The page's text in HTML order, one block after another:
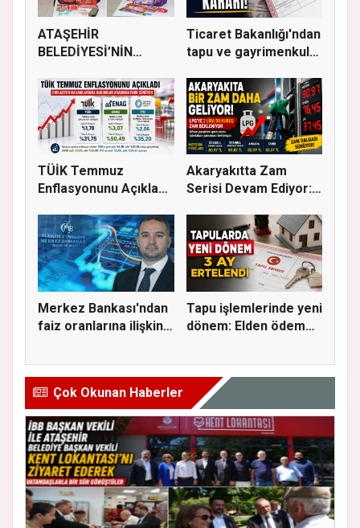
ATAŞEHİR
BELEDİYESİ’NİN
DEST...
Ticaret Bakanlığı'ndan
tapu ve gayrimenkul
TÜİK Temmuz
Enflasyonunu Açıkladı:
Akaryakıtta Zam
Serisi Devam Ediyor:
Merkez Bankası'ndan
faiz oranlarına ilişkin
Tapu işlemlerinde yeni
dönem: Elden ödeme
Çok Okunan Haberler